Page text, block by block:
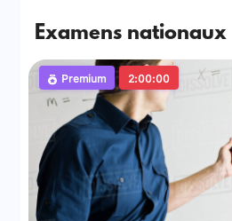
Examens nationaux
Premium 2:00:00